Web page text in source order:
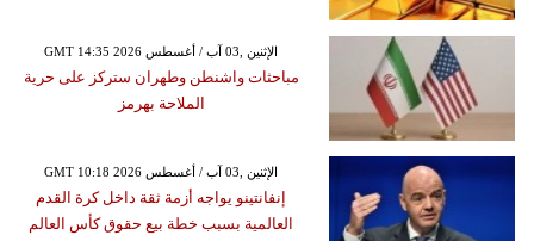
GMT 14:35 2026 الإثنين ,03 آب / أغسطس
مباحثات واشنطن وطهران ستركز على حرية
الملاحة بهرمز
GMT 10:18 2026 الإثنين ,03 آب / أغسطس
إنفانتينو يواجه أزمة ثقة داخل كرة القدم
العالمية بسبب خطة بيع حقوق كأس العالم